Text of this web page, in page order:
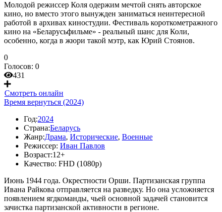
Молодой режиссер Коля одержим мечтой снять авторское
кино, но вместо этого вынужден заниматься неинтересной
работой в архивах киностудии. Фестиваль короткометражного
кино на «Беларусьфильме» - реальный шанс для Коли,
особенно, когда в жюри такой мэтр, как Юрий Стоянов.
0
Голосов: 0
431
Смотреть онлайн
Время вернуться (2024)
Год:2024
Страна:Беларусь
Жанр:Драма, Исторические, Военные
Режиссер: Иван Павлов
Возраст:12+
Качество: FHD (1080p)
Июнь 1944 года. Окрестности Орши. Партизанская группа
Ивана Райкова отправляется на разведку. Но она усложняется
появлением ягдкоманды, чьей основной задачей становится
зачистка партизанской активности в регионе.